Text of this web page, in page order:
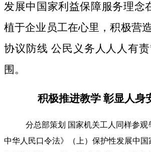
发展中国家利益保障服务理念
植于企业员工在心里，积极营
协议防线 公民义务人人人有
围。
积极推进教学 彰显人身
分总部策划 国家机关工人同样参
中华人民口令法》（上）保护性发展中